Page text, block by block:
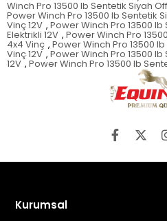
Winch Pro 13500 lb Sentetik Siyah
Power Winch Pro 13500 lb Sentetik
Vinç 12V , Power Winch Pro 13500
Elektrikli 12V , Power Winch Pro
4x4 Vinç , Power Winch Pro 13500
Vinç 12V , Power Winch Pro 13500
12V , Power Winch Pro 13500 lb
Kurumsal